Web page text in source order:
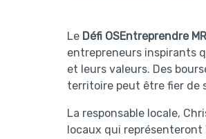
Le Défi OSEntreprendre
entrepreneurs inspirants
et leurs valeurs. Des
territoire peut être fier de
La responsable locale,
locaux qui représenteront